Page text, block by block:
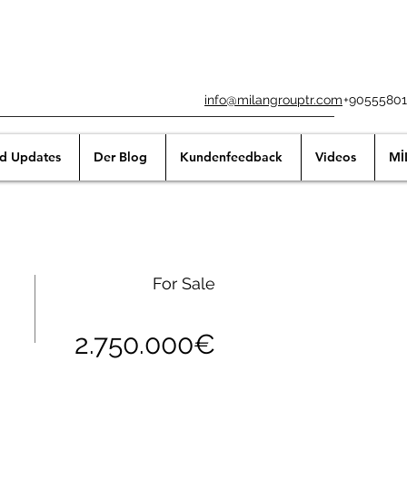
info@milangrouptr.com
Updates Der Blog Kundenfeedback Videos
For Sale
2.750.000€